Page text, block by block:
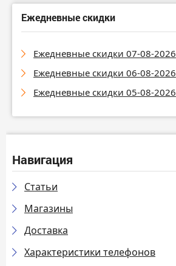
Ежедневные скидки
Ежедневные скидки 07-08-2026
Ежедневные скидки 06-08-2026
Ежедневные скидки 05-08-2026
Навигация
Статьи
Магазины
Доставка
Характеристики телефонов